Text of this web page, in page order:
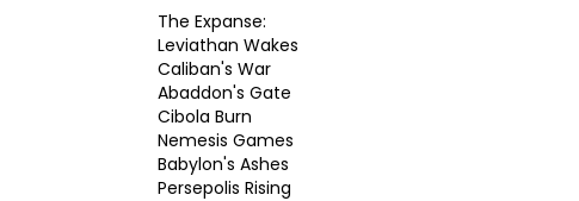
The Expanse:
Leviathan Wakes
Caliban's War
Abaddon's Gate
Cibola Burn
Nemesis Games
Babylon's Ashes
Persepolis Rising